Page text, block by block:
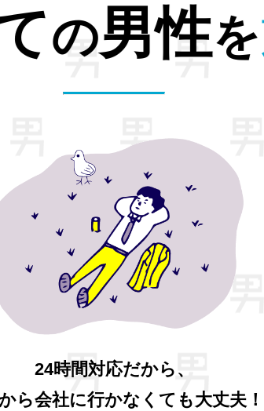
レスから
24時間対応だから、
ら会社に行かなくても大丈夫！